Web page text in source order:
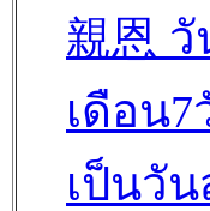
親恩
เดือน
เป็นวั